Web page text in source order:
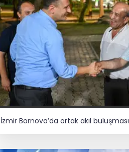
İzmir Bornova’da ortak akıl buluşması